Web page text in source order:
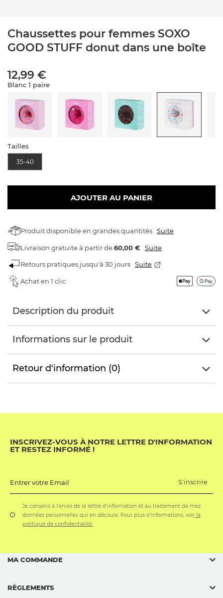
Chaussettes pour femmes SOXO
GOOD STUFF donut dans une boîte
12,99 €
Blanc 1 paire
Tailles
35-40
AJOUTER AU PANIER
Produit disponible en grandes quantités Suite
Livraison gratuiteà partir de60,00 € Suite
Retours pratiques jusqu'à 30 jours Suite
Achat en 1 clic
Description du produit
Informations sur le produit
Retour d'information (0)
INSCRIVEZ-VOUS À NOTRE LETTRE D'INFORMATION
ET RESTEZ INFORMÉ !
Entrer votre Email S'inscrire
Je consens à l'envoi de la lettre d'information et au traitement de mes
données personnelles qui en découle. Pour plus d'informations, voir la
politique de confidentialité.
MA COMMANDE
RÈGLEMENTS